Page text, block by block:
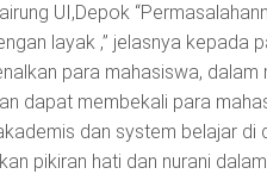
UI,Depok
layak ,” jelasnya kepada
para mahasiswa,
dapat membekali para
dan system belajar di
pikiran hati dan nurani